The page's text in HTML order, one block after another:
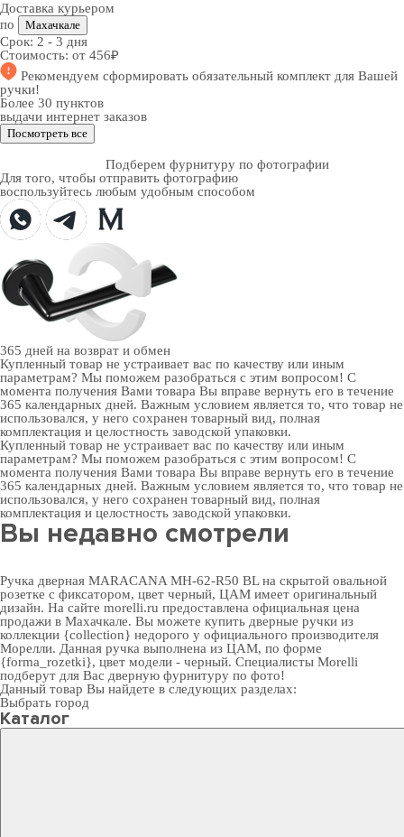
Доставка курьером
по
Махачкале
Срок: 2 - 3 дня
Стоимость: от 456₽
Рекомендуем сформировать обязательный комплект для Вашей
ручки!
Более 30 пунктов
выдачи интернет заказов
Посмотреть все
Подберем фурнитуру по фотографии
Для того, чтобы отправить фотографию
воспользуйтесь любым удобным способом
365 дней на возврат и обмен
Купленный товар не устраивает вас по качеству или иным
параметрам? Мы поможем разобраться с этим вопросом! С
момента получения Вами товара Вы вправе вернуть его в течение
365 календарных дней. Важным условием является то, что товар не
использовался, у него сохранен товарный вид, полная
комплектация и целостность заводской упаковки.
Купленный товар не устраивает вас по качеству или иным
параметрам? Мы поможем разобраться с этим вопросом! С
момента получения Вами товара Вы вправе вернуть его в течение
365 календарных дней. Важным условием является то, что товар не
использовался, у него сохранен товарный вид, полная
комплектация и целостность заводской упаковки.
Вы недавно смотрели
Ручка дверная MARACANA MH-62-R50 BL на скрытой овальной
розетке с фиксатором, цвет черный, ЦАМ имеет оригинальный
дизайн. На сайте morelli.ru предоставлена официальная цена
продажи в Махачкале. Вы можете купить дверные ручки из
коллекции {collection} недорого у официального производителя
Морелли. Данная ручка выполнена из ЦАМ, по форме
{forma_rozetki}, цвет модели - черный. Специалисты Morelli
подберут для Вас дверную фурнитуру по фото!
Данный товар Вы найдете в следующих разделах:
Выбрать город
Каталог